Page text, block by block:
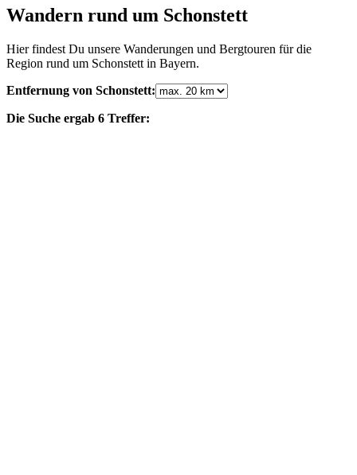
Wandern rund um Schonstett
Hier findest Du unsere Wanderungen und Bergtouren für die
Region rund um Schonstett in Bayern.
Entfernung von Schonstett:
Die Suche ergab 6 Treffer: